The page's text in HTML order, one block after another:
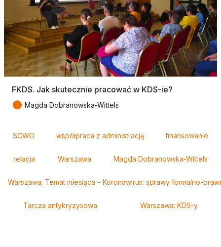
FKDS. Jak skutecznie pracować w KDS-ie?
● Magda Dobranowska-Wittels
SCWO współpraca z administracją finansowanie
relacja Warszawa Magda Dobranowska-Wittels
Warszawa. Temat miesiąca – Koronawirus: sprawy formalno-
Tarcza antykryzysowa Warszawa: KDS-y